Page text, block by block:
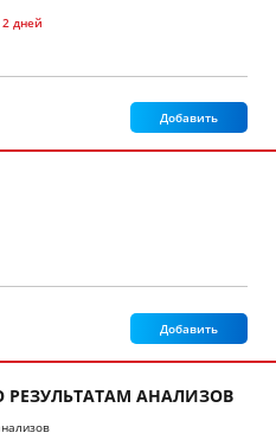
дней
Добавить
Добавить
РЕЗУЛЬТАТАМ АНАЛИЗОВ